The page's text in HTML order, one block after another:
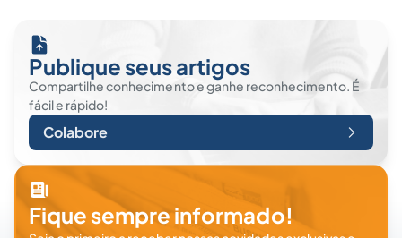
Publique seus artigos
Compartilhe conhecimento e ganhe reconhecimento. É
fácil e rápido!
Colabore
Fique sempre informado!